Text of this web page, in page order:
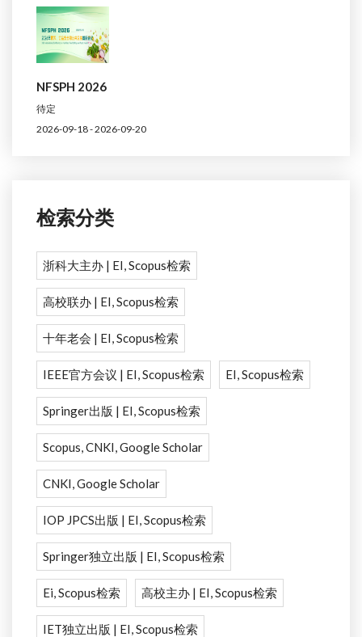
NFSPH 2026
待定
2026-09-18 - 2026-09-20
检索分类
浙科大主办 | EI, Scopus检索
高校联办 | EI, Scopus检索
十年老会 | EI, Scopus检索
IEEE官方会议 | EI, Scopus检索 EI, Scopus检索
Springer出版 | EI, Scopus检索
Scopus, CNKI, Google Scholar
CNKI, Google Scholar
IOP JPCS出版 | EI, Scopus检索
Springer独立出版 | EI, Scopus检索
Ei, Scopus检索 高校主办 | EI, Scopus检索
IET独立出版 | EI, Scopus检索